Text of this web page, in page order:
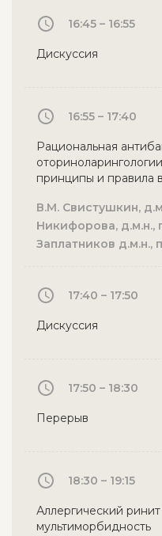
16:45 – 16:55
Дискуссия
16:55 – 17:40
Рациональная
принципы и правила
В.М. Свистушкин,
Никифорова, д.м.н.,
Заплатников д.м.н.,
17:40 – 17:50
Дискуссия
17:50 – 18:30
Перерыв
18:30 – 19:15
Аллергический
мультиморбидность